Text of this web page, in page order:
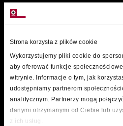
Strona korzysta z plików cookie
Wykorzystujemy pliki cookie do
aby oferować funkcje
witrynie. Informacje o tym, jak
udostępniamy partnerom
analitycznym. Partnerzy mogą
danymi otrzymanymi od Ciebie lub
z ich usług.